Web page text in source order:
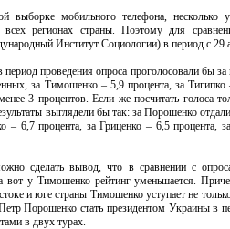
выборке мобильного телефона, несколько
регионах страны. Поэтому для
Институт Социологии) в период с 29
проведения опроса проголосовали бы
за Тимошенко – 5,9 процента, за Тигипко
3 процентов. Если же посчитать голоса
выглядели бы так: за Порошенко
– 6,7 процента, за Гриценко – 6,5 процента,
сделать вывод, что в сравнении с
вот у Тимошенко рейтинг уменьшается.
и юге страны Тимошенко уступает не
Порошенко стать президентом Украины в
в двух турах.